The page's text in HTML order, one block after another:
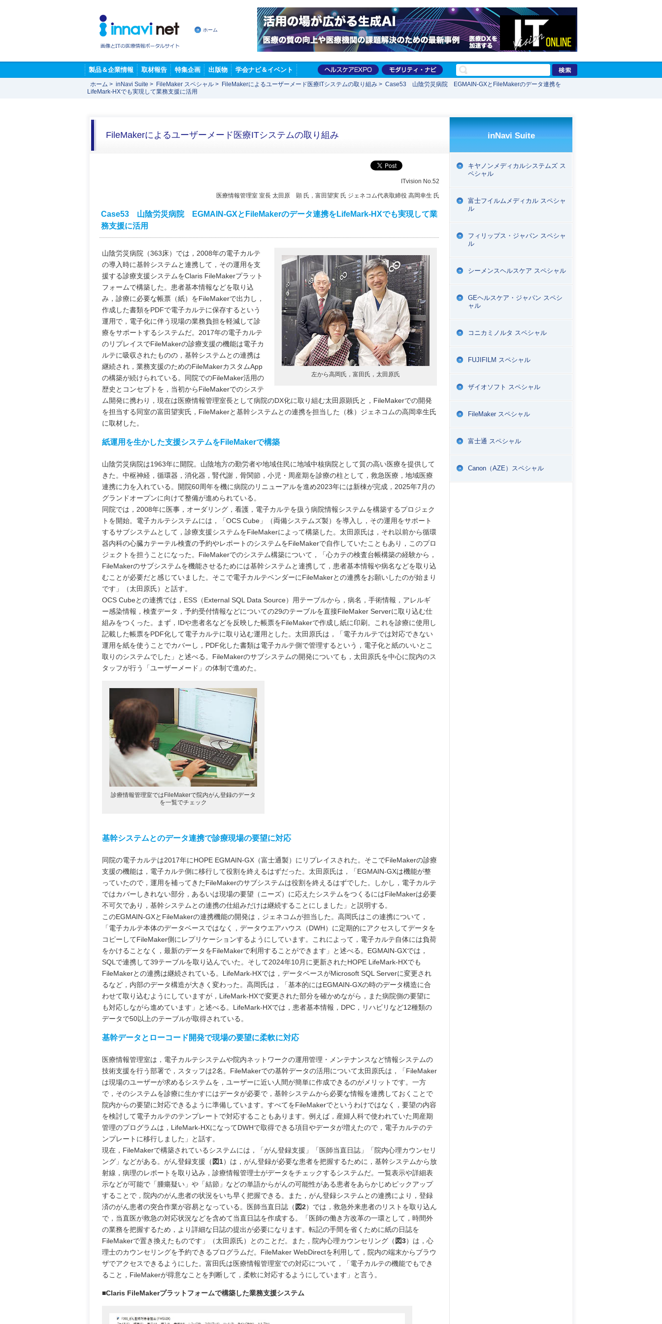
ホーム
製品＆企業情報 取材報告 特集企画 出版物 学会ナビ＆イベント
ホーム > inNavi Suite > FileMaker スペシャル > FileMakerによるユーザーメード医療ITシステムの取り組み > Case53 山陰労災病院 EGMAIN-GXとFileMakerのデータ連携を
LifeMark-HXでも実現して業務支援に活用
FileMakerによるユーザーメード医療ITシステムの取り組み
ITvision No.52
医療情報管理室 室長 太田原 顕 氏，富田望実 氏 ジェネコム代表取締役 高岡幸生 氏
Case53 山陰労災病院 EGMAIN-GXとFileMakerのデータ連携をLifeMark-HXでも実現して業
務支援に活用
左から高岡氏，富田氏，太田原氏
山陰労災病院（363床）では，2008年の電子カルテ
の導入時に基幹システムと連携して，その運用を支
援する診療支援システムをClaris FileMakerプラット
フォームで構築した。患者基本情報などを取り込
み，診療に必要な帳票（紙）をFileMakerで出力し，
作成した書類をPDFで電子カルテに保存するという
運用で，電子化に伴う現場の業務負担を軽減して診
療をサポートするシステムだ。2017年の電子カルテ
のリプレイスでFileMakerの診療支援の機能は電子カ
ルテに吸収されたものの，基幹システムとの連携は
継続され，業務支援のためのFileMakerカスタムApp
の構築が続けられている。同院でのFileMaker活用の
歴史とコンセプトを，当初からFileMakerでのシステ
ム開発に携わり，現在は医療情報管理室長として病院のDX化に取り組む太田原顕氏と，FileMakerでの開発
を担当する同室の富田望実氏，FileMakerと基幹システムとの連携を担当した（株）ジェネコムの高岡幸生氏
に取材した。
紙運用を生かした支援システムをFileMakerで構築
山陰労災病院は1963年に開院。山陰地方の勤労者や地域住民に地域中核病院として質の高い医療を提供して
きた。中枢神経，循環器，消化器，腎代謝，骨関節，小児・周産期を診療の柱として，救急医療，地域医療
連携に力を入れている。開院60周年を機に病院のリニューアルを進め2023年には新棟が完成，2025年7月の
グランドオープンに向けて整備が進められている。
同院では，2008年に医事，オーダリング，看護，電子カルテを扱う病院情報システムを構築するプロジェク
トを開始。電子カルテシステムには，「OCS Cube」（両備システムズ製）を導入し，その運用をサポート
するサブシステムとして，診療支援システムをFileMakerによって構築した。太田原氏は，それ以前から循環
器内科の心臓カテーテル検査の予約やレポートのシステムをFileMakerで自作していたこともあり，このプロ
ジェクトを担うことになった。FileMakerでのシステム構築について，「心カテの検査台帳構築の経験から，
FileMakerのサブシステムを機能させるためには基幹システムと連携して，患者基本情報や病名などを取り込
むことが必要だと感じていました。そこで電子カルテベンダーにFileMakerとの連携をお願いしたのが始まり
です」（太田原氏）と話す。
OCS Cubeとの連携では，ESS（External SQL Data Source）用テーブルから，病名，手術情報，アレルギ
ー感染情報，検査データ，予約受付情報などについての29のテーブルを直接FileMaker Serverに取り込む仕
組みをつくった。まず，IDや患者名などを反映した帳票をFileMakerで作成し紙に印刷。これを診療に使用し
記載した帳票をPDF化して電子カルテに取り込む運用とした。太田原氏は，「電子カルテでは対応できない
運用を紙を使うことでカバーし，PDF化した書類は電子カルテ側で管理するという，電子化と紙のいいとこ
取りのシステムでした」と述べる。FileMakerのサブシステムの開発についても，太田原氏を中心に院内のス
タッフが行う「ユーザーメード」の体制で進めた。
診療情報管理室ではFileMakerで院内がん登録のデータ
を一覧でチェック
基幹システムとのデータ連携で診療現場の要望に対応
同院の電子カルテは2017年にHOPE EGMAIN-GX（富士通製）にリプレイスされた。そこでFileMakerの診療
支援の機能は，電子カルテ側に移行して役割を終えるはずだった。太田原氏は，「EGMAIN-GXは機能が整
っていたので，運用を補ってきたFileMakerのサブシステムは役割を終えるはずでした。しかし，電子カルテ
ではカバーしきれない部分，あるいは現場の要望（ニーズ）に応えたシステムをつくるにはFileMakerは必要
不可欠であり，基幹システムとの連携の仕組みだけは継続することにしました」と説明する。
このEGMAIN-GXとFileMakerの連携機能の開発は，ジェネコムが担当した。高岡氏はこの連携について，
「電子カルテ本体のデータベースではなく，データウエアハウス（DWH）に定期的にアクセスしてデータを
コピーしてFileMaker側にレプリケーションするようにしています。これによって，電子カルテ自体には負荷
をかけることなく，最新のデータをFileMakerで利用することができます」と述べる。EGMAIN-GXでは，
SQLで連携して39テーブルを取り込んでいた。そして2024年10月に更新されたHOPE LifeMark-HXでも
FileMakerとの連携は継続されている。LifeMark-HXでは，データベースがMicrosoft SQL Serverに変更され
るなど，内部のデータ構造が大きく変わった。高岡氏は，「基本的にはEGMAIN-GXの時のデータ構造に合
わせて取り込むようにしていますが，LifeMark-HXで変更された部分を確かめながら，また病院側の要望に
も対応しながら進めています」と述べる。LifeMark-HXでは，患者基本情報，DPC，リハビリなど12種類の
データで50以上のテーブルが取得されている。
基幹データとローコード開発で現場の要望に柔軟に対応
医療情報管理室は，電子カルテシステムや院内ネットワークの運用管理・メンテナンスなど情報システムの
技術支援を行う部署で，スタッフは2名。FileMakerでの基幹データの活用について太田原氏は，「FileMaker
は現場のユーザーが求めるシステムを，ユーザーに近い人間が簡単に作成できるのがメリットです。一方
で，そのシステムを診療に生かすにはデータが必要で，基幹システムから必要な情報を連携しておくことで
院内からの要望に対応できるように準備しています。すべてをFileMakerでというわけではなく，要望の内容
を検討して電子カルテのテンプレートで対応することもあります。例えば，産婦人科で使われていた周産期
管理のプログラムは，LifeMark-HXになってDWHで取得できる項目やデータが増えたので，電子カルテのテ
ンプレートに移行しました」と話す。
現在，FileMakerで構築されているシステムには，「がん登録支援」「医師当直日誌」「院内心理カウンセリ
ング」などがある。がん登録支援（ 図1）は，がん登録が必要な患者を把握するために，基幹システムから放
射線，病理のレポートを取り込み，診療情報管理士がデータをチェックするシステムだ。一覧表示や詳細表
示などが可能で「腫瘍疑い」や「結節」などの単語からがんの可能性がある患者をあらかじめピックアップ
することで，院内のがん患者の状況をいち早く把握できる。また，がん登録システムとの連携により，登録
済のがん患者の突合作業が容易となっている。医師当直日誌（ 図2）では，救急外来患者のリストを取り込ん
で，当直医が救急の対応状況などを含めて当直日誌を作成する。「医師の働き方改革の一環として，時間外
の業務を把握するため，より詳細な日誌の提出が必要になります。転記の手間を省くために紙の日誌を
FileMakerで置き換えたものです」（太田原氏）とのことだ。また，院内心理カウンセリング（ 図3）は，心
理士のカウンセリングを予約できるプログラムだ。FileMaker WebDirectを利用して，院内の端末からブラウ
ザでアクセスできるようにした。富田氏は医療情報管理室での対応について，「電子カルテの機能でもでき
ること，FileMakerが得意なことを判断して，柔軟に対応するようにしています」と言う。
■Claris FileMakerプラットフォームで構築した業務支援システム
inNavi Suite
キヤノンメディカルシステムズ ス
ペシャル
富士フイルムメディカル スペシャ
ル
フィリップス・ジャパン スペシャ
ル
シーメンスヘルスケア スペシャル
GEヘルスケア・ジャパン スペシ
ャル
コニカミノルタ スペシャル
FUJIFILM スペシャル
ザイオソフト スペシャル
FileMaker スペシャル
富士通 スペシャル
Canon（AZE）スペシャル